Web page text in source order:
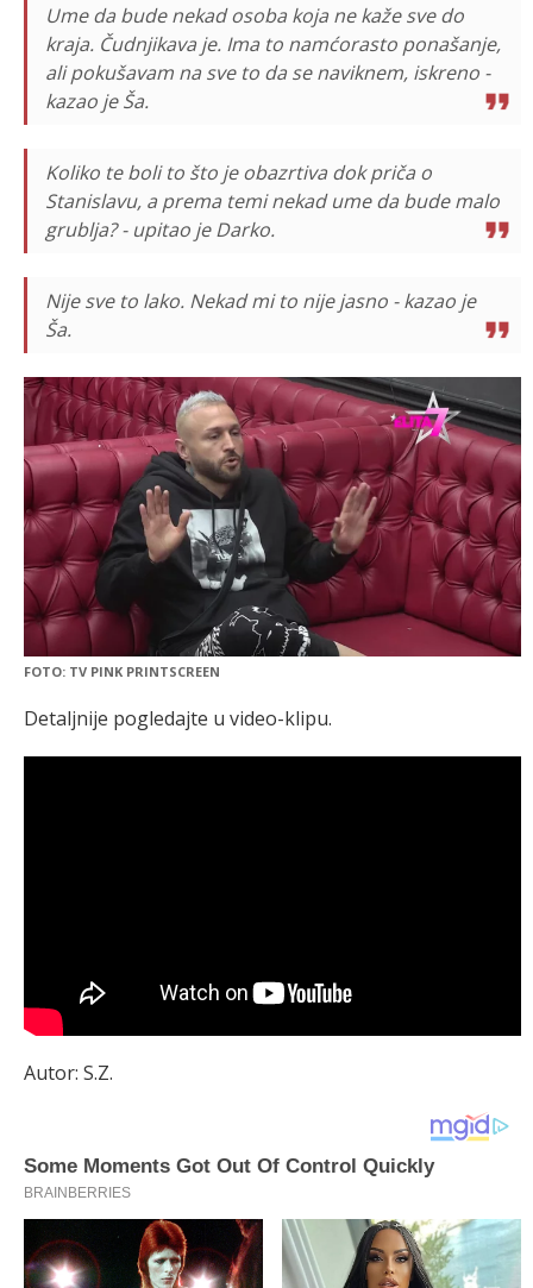
Ume da bude nekad osoba koja ne kaže sve do
kraja. Čudnjikava je. Ima to namćorasto ponašanje,
ali pokušavam na sve to da se naviknem, iskreno -
kazao je Ša.
Koliko te boli to što je obazrtiva dok priča o
Stanislavu, a prema temi nekad ume da bude malo
grublja? - upitao je Darko.
Nije sve to lako. Nekad mi to nije jasno - kazao je
Ša.
FOTO: TV PINK PRINTSCREEN
Detaljnije pogledajte u video-klipu.
Autor: S.Z.